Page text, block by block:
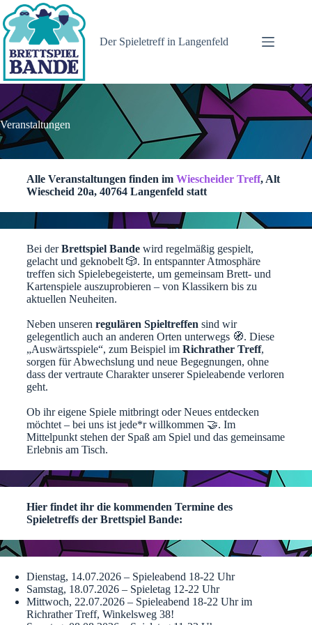
Zum
Inhalt
springen
Der Spieletreff in Langenfeld
Veranstaltungen
Alle Veranstaltungen finden im Wiescheider Treff, Alt
Wiescheid 20a, 40764 Langenfeld statt
Bei derBrettspiel Bande wird regelmäßig gespielt,
gelacht und geknobelt 🎲. In entspannter Atmosphäre
treffen sich Spielebegeisterte, um gemeinsam Brett- und
Kartenspiele auszuprobieren – von Klassikern bis zu
aktuellen Neuheiten.
Neben unseren regulären Spieltreffen sind wir
gelegentlich auch an anderen Orten unterwegs 🧭. Diese
„Auswärtsspiele“, zum Beispiel im Richrather Treff,
sorgen für Abwechslung und neue Begegnungen, ohne
dass der vertraute Charakter unserer Spieleabende verloren
geht.
Ob ihr eigene Spiele mitbringt oder Neues entdecken
möchtet – bei uns ist jede*r willkommen 🤝. Im
Mittelpunkt stehen der Spaß am Spiel und das gemeinsame
Erlebnis am Tisch.
Hier findet ihr die kommenden Termine des
Spieletreffs der Brettspiel Bande:
Dienstag, 14.07.2026 – Spieleabend 18-22 Uhr
Samstag, 18.07.2026 – Spieletag 12-22 Uhr
Mittwoch, 22.07.2026 – Spieleabend 18-22 Uhr im
Richrather Treff, Winkelsweg 38!